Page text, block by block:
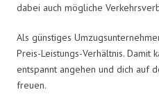
dabei auch mögliche
Als günstiges
Preis-Leistungs-Verhältnis. Damit
entspannt angehen und dich auf
freuen.